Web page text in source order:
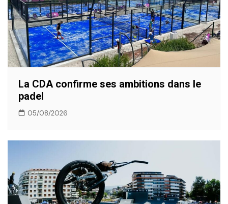
La CDA confirme ses ambitions dans le
padel
05/08/2026